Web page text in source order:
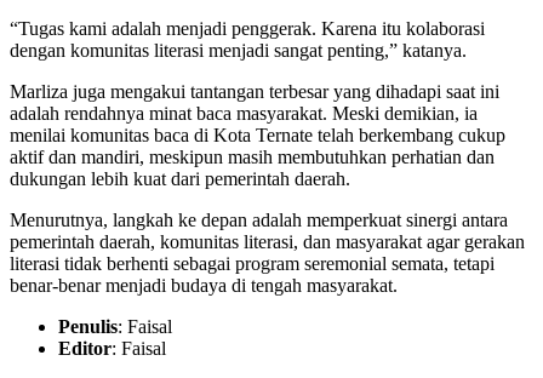
“Tugas kami adalah menjadi penggerak. Karena itu kolaborasi
dengan komunitas literasi menjadi sangat penting,” katanya.
Marliza juga mengakui tantangan terbesar yang dihadapi saat ini
adalah rendahnya minat baca masyarakat. Meski demikian, ia
menilai komunitas baca di Kota Ternate telah berkembang cukup
aktif dan mandiri, meskipun masih membutuhkan perhatian dan
dukungan lebih kuat dari pemerintah daerah.
Menurutnya, langkah ke depan adalah memperkuat sinergi antara
pemerintah daerah, komunitas literasi, dan masyarakat agar gerakan
literasi tidak berhenti sebagai program seremonial semata, tetapi
benar-benar menjadi budaya di tengah masyarakat.
Penulis: Faisal
Editor: Faisal